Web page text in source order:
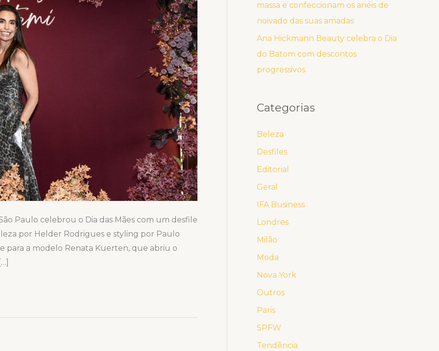
Paulo celebrou o Dia das Mães com um desfile
por Helder Rodrigues e styling por Paulo
para a modelo Renata Kuerten, que abriu o
massa e confeccionam os anéis de
noivado das suas amadas
Ana Hickmann Beauty celebra o Dia
do Batom com descontos
progressivos
Categorias
Beleza
Desfiles
Editorial
Geral
IFA Business
Londres
Milão
Moda
Nova York
Outros
Paris
SPFW
Tendência